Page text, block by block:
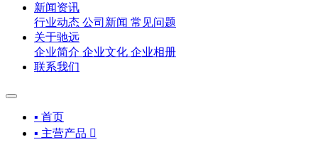
新闻资讯
行业动态 公司新闻 常见问题
关于驰远
企业简介 企业文化 企业相册
联系我们
▪ 首页
▪ 主营产品 